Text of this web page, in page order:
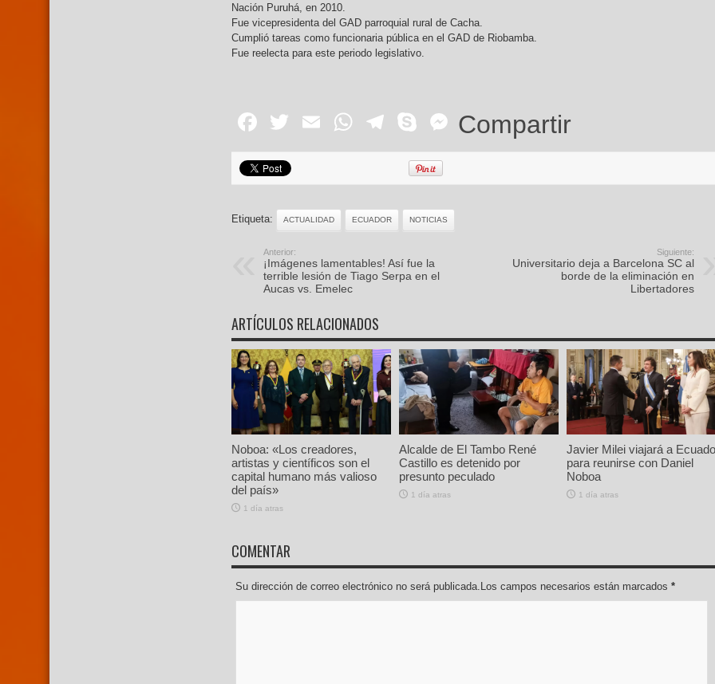
Nación Puruhá, en 2010.
Fue vicepresidenta del GAD parroquial rural de Cacha.
Cumplió tareas como funcionaria pública en el GAD de Riobamba.
Fue reelecta para este periodo legislativo.
Facebook
Twitter
EmailWhatsApp
Telegram
SkypeMessenger
Compartir
Etiqueta: ACTUALIDAD ECUADOR NOTICIAS
Anterior:
¡Imágenes lamentables! Así fue la
terrible lesión de Tiago Serpa en el
Aucas vs. Emelec
Siguiente:
Universitario deja a Barcelona SC al
borde de la eliminación en
Libertadores
ARTÍCULOS RELACIONADOS
Noboa: «Los creadores,
artistas y científicos son el
capital humano más valioso
del país»
1 día atras
Alcalde de El Tambo René
Castillo es detenido por
presunto peculado
1 día atras
Javier Milei viajará a
para reunirse con Daniel
Noboa
1 día atras
COMENTAR
Su dirección de correo electrónico no será publicada.Los campos necesarios están marcados *